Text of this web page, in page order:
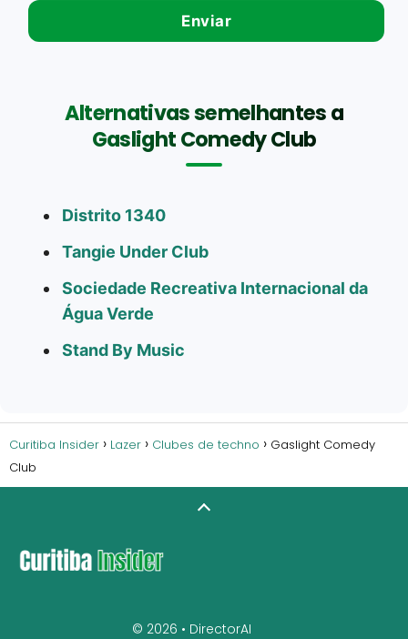
Alternativas semelhantes a
Gaslight Comedy Club
Distrito 1340
Tangie Under Club
Sociedade Recreativa Internacional da
Água Verde
Stand By Music
Curitiba Insider Lazer Clubes de techno
Gaslight Comedy
Club
© 2026 • DirectorAI